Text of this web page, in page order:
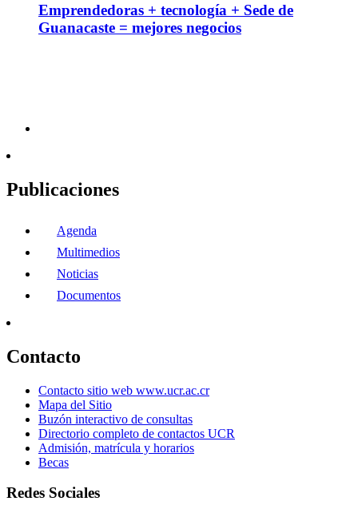
Emprendedoras + tecnología + Sede de
Guanacaste = mejores negocios
Publicaciones
Agenda
Multimedios
Noticias
Documentos
Contacto
Contacto sitio web www.ucr.ac.cr
Mapa del Sitio
Buzón interactivo de consultas
Directorio completo de contactos UCR
Admisión, matrícula y horarios
Becas
Redes Sociales